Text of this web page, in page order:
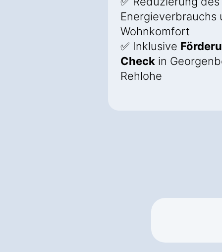
Energieverbrauchs
Wohnkomfort
✅ Inklusive
Check in
Rehlohe